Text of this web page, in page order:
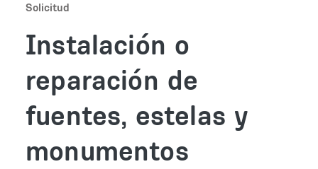
Solicitud
Instalación o
reparación de
fuentes, estelas y
monumentos